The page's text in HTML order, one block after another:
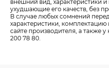
внешний вид, характеристики
ухудшающие его качеств, без
В случае любых сомнений
характеристики,
сайте производителя, а также
200 78 80.